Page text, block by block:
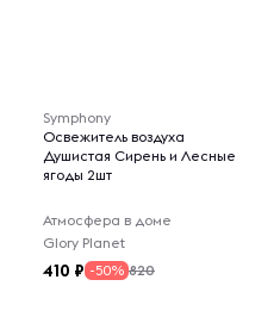
Symphony
Освежитель воздуха
Душистая Сирень и Лесные
ягоды 2шт
Атмосфера в доме
Glory Planet
410 -50% 820